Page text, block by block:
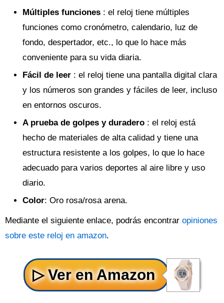
Múltiples funciones : el reloj tiene múltiples
funciones como cronómetro, calendario, luz de
fondo, despertador, etc., lo que lo hace más
conveniente para su vida diaria.
Fácil de leer : el reloj tiene una pantalla digital clara
y los números son grandes y fáciles de leer, incluso
en entornos oscuros.
A prueba de golpes y duradero : el reloj está
hecho de materiales de alta calidad y tiene una
estructura resistente a los golpes, lo que lo hace
adecuado para varios deportes al aire libre y uso
diario.
Color: Oro rosa/rosa arena.
Mediante el siguiente enlace, podrás encontrar opiniones
sobre este reloj en amazon.